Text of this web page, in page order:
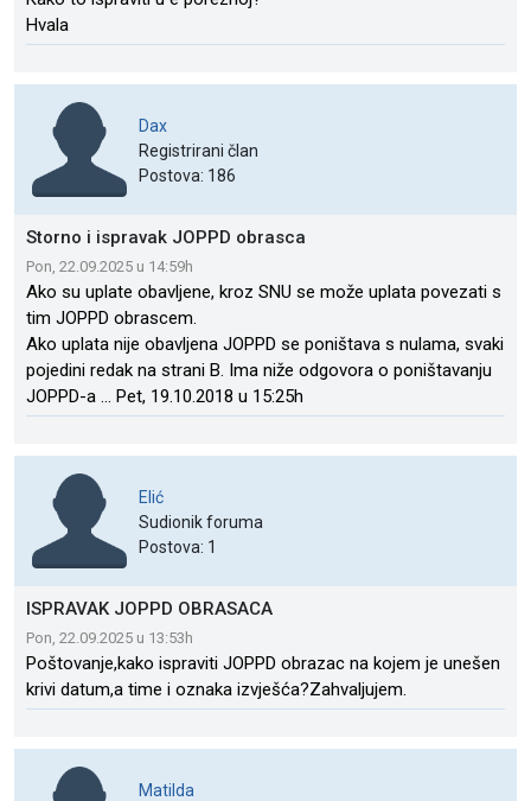
Hvala
Dax
Registrirani član
Postova: 186
Storno i ispravak JOPPD obrasca
Pon, 22.09.2025 u 14:59h
Ako su uplate obavljene, kroz SNU se može uplata povezati s
tim JOPPD obrascem.
Ako uplata nije obavljena JOPPD se poništava s nulama, svaki
pojedini redak na strani B. Ima niže odgovora o poništavanju
JOPPD-a ... Pet, 19.10.2018 u 15:25h
Elić
Sudionik foruma
Postova: 1
ISPRAVAK JOPPD OBRASACA
Pon, 22.09.2025 u 13:53h
Poštovanje,kako ispraviti JOPPD obrazac na kojem je unešen
krivi datum,a time i oznaka izvješća?Zahvaljujem.
Matilda